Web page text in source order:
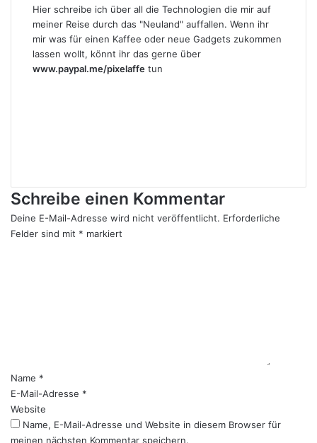
Hier schreibe ich über all die Technologien die mir auf
meiner Reise durch das "Neuland" auffallen. Wenn ihr
mir was für einen Kaffee oder neue Gadgets zukommen
lassen wollt, könnt ihr das gerne über
www.paypal.me/pixelaffe tun
Schreibe einen Kommentar
Deine E-Mail-Adresse wird nicht veröffentlicht. Erforderliche
Felder sind mit * markiert
r
*
Name *
E-Mail-Adresse *
Website
Name, E-Mail-Adresse und Website in diesem Browser für
meinen nächsten Kommentar speichern.